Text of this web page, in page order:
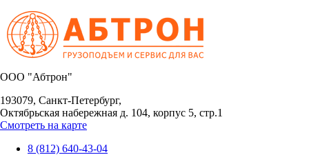
OOO "Абтрон"
193079, Санкт-Петербург,
Октябрьская набережная д. 104, корпус 5, стр.1
Смотреть на карте
8 (812) 640-43-04